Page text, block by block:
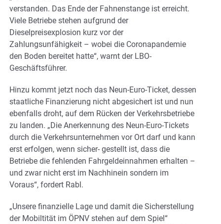
verstanden. Das Ende der Fahnenstange ist erreicht.
Viele Betriebe stehen aufgrund der
Dieselpreisexplosion kurz vor der
Zahlungsunfähigkeit – wobei die Coronapandemie
den Boden bereitet hatte“, warnt der LBO-
Geschäftsführer.
Hinzu kommt jetzt noch das Neun-Euro-Ticket, dessen
staatliche Finanzierung nicht abgesichert ist und nun
ebenfalls droht, auf dem Rücken der Verkehrsbetriebe
zu landen. „Die Anerkennung des Neun-Euro-Tickets
durch die Verkehrsunternehmen vor Ort darf und kann
erst erfolgen, wenn sicher- gestellt ist, dass die
Betriebe die fehlenden Fahrgeldeinnahmen erhalten –
und zwar nicht erst im Nachhinein sondern im
Voraus“, fordert Rabl.
„Unsere finanzielle Lage und damit die Sicherstellung
der Mobiltität im ÖPNV stehen auf dem Spiel“